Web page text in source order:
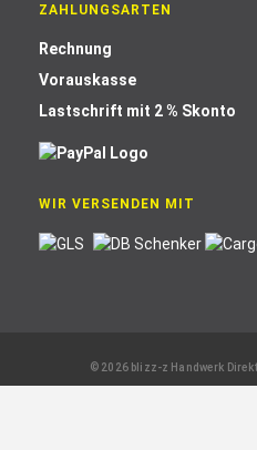
ZAHLUNGSARTEN
Rechnung
Vorauskasse
Lastschrift mit 2 % Skonto
WIR VERSENDEN MIT
© 2026 blizz-z Handwerk